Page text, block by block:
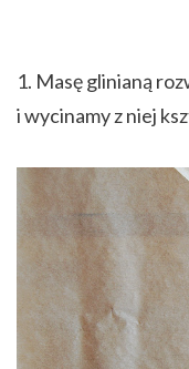
1. Masę glinianą
i wycinamy z niej